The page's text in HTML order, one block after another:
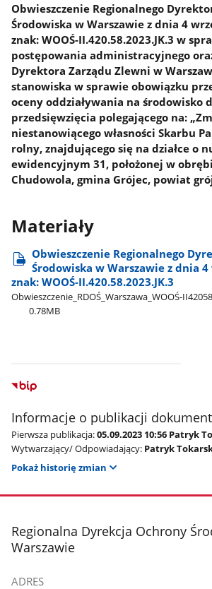
Obwieszczenie Regionalnego
Środowiska w Warszawie z dnia 4
znak: WOOŚ-II.420.58.2023.JK.3 w
postępowania administracyjnego
Dyrektora Zarządu Zlewni w
stanowiska w sprawie obowiązku
oceny oddziaływania na środowisko
przedsięwzięcia polegającego na:
niestanowiącego własności Skarbu
rolny, znajdującego się na działce o
ewidencyjnym 31, położonej w
Chudowola, gmina Grójec, powiat
Materiały
Obwieszczenie Regionalnego
Środowiska w Warszawie z dnia
znak: WOOŚ-II.420.58.2023.JK.3
Obwieszczenie​_RDOŚ​_Warszawa​_WOOŚ-
0.78MB
Informacje o publikacji
Pierwsza publikacja:05.09.2023 10:56 Patryk
Wytwarzający/ Odpowiadający: Patryk
Pokaż historię zmian
stopka
Regionalna Dyrekcja Ochrony
Warszawie
ADRES